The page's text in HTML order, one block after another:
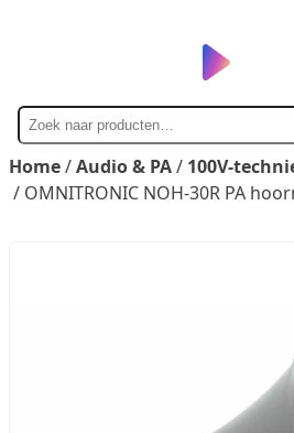
Zoek
naar
Home/Audio & PA/ 100V-
/ OMNITRONIC NOH-30R PA